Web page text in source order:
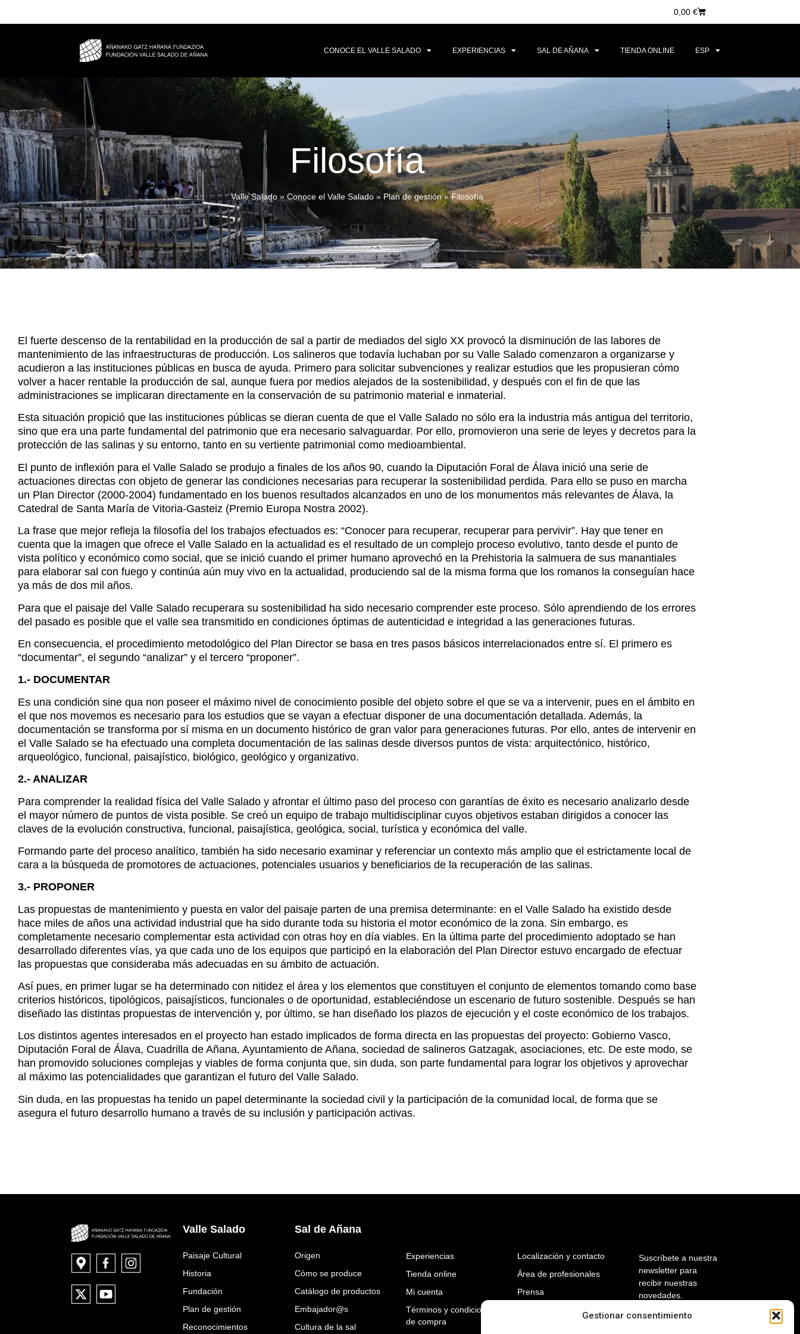
Gestionar consentimiento
0,00 €
CONOCE EL VALLE SALADO EXPERIENCIAS SAL DE AÑANA TIENDA ONLINE ESP
Filosofía
Valle Salado » Conoce el Valle Salado» Plan de gestión»Filosofía
El fuerte descenso de la rentabilidad en la producción de sal a partir de mediados del siglo XX provocó la disminución de las labores de
mantenimiento de las infraestructuras de producción. Los salineros que todavía luchaban por su Valle Salado comenzaron a organizarse y
acudieron a las instituciones públicas en busca de ayuda. Primero para solicitar subvenciones y realizar estudios que les propusieran cómo
volver a hacer rentable la producción de sal, aunque fuera por medios alejados de la sostenibilidad, y después con el fin de que las
administraciones se implicaran directamente en la conservación de su patrimonio material e inmaterial.
Esta situación propició que las instituciones públicas se dieran cuenta de que el Valle Salado no sólo era la industria más antigua del territorio,
sino que era una parte fundamental del patrimonio que era necesario salvaguardar. Por ello, promovieron una serie de leyes y decretos para la
protección de las salinas y su entorno, tanto en su vertiente patrimonial como medioambiental.
El punto de inflexión para el Valle Salado se produjo a finales de los años 90, cuando la Diputación Foral de Álava inició una serie de
actuaciones directas con objeto de generar las condiciones necesarias para recuperar la sostenibilidad perdida. Para ello se puso en marcha
un Plan Director (2000-2004) fundamentado en los buenos resultados alcanzados en uno de los monumentos más relevantes de Álava, la
Catedral de Santa María de Vitoria-Gasteiz (Premio Europa Nostra 2002).
La frase que mejor refleja la filosofía del los trabajos efectuados es: “Conocer para recuperar, recuperar para pervivir”. Hay que tener en
cuenta que la imagen que ofrece el Valle Salado en la actualidad es el resultado de un complejo proceso evolutivo, tanto desde el punto de
vista político y económico como social, que se inició cuando el primer humano aprovechó en la Prehistoria la salmuera de sus manantiales
para elaborar sal con fuego y continúa aún muy vivo en la actualidad, produciendo sal de la misma forma que los romanos la conseguían hace
ya más de dos mil años.
Para que el paisaje del Valle Salado recuperara su sostenibilidad ha sido necesario comprender este proceso. Sólo aprendiendo de los errores
del pasado es posible que el valle sea transmitido en condiciones óptimas de autenticidad e integridad a las generaciones futuras.
En consecuencia, el procedimiento metodológico del Plan Director se basa en tres pasos básicos interrelacionados entre sí. El primero es
“documentar”, el segundo “analizar” y el tercero “proponer”.
1.- DOCUMENTAR
Es una condición sine qua non poseer el máximo nivel de conocimiento posible del objeto sobre el que se va a intervenir, pues en el ámbito en
el que nos movemos es necesario para los estudios que se vayan a efectuar disponer de una documentación detallada. Además, la
documentación se transforma por sí misma en un documento histórico de gran valor para generaciones futuras. Por ello, antes de intervenir en
el Valle Salado se ha efectuado una completa documentación de las salinas desde diversos puntos de vista: arquitectónico, histórico,
arqueológico, funcional, paisajístico, biológico, geológico y organizativo.
2.- ANALIZAR
Para comprender la realidad física del Valle Salado y afrontar el último paso del proceso con garantías de éxito es necesario analizarlo desde
el mayor número de puntos de vista posible. Se creó un equipo de trabajo multidisciplinar cuyos objetivos estaban dirigidos a conocer las
claves de la evolución constructiva, funcional, paisajística, geológica, social, turística y económica del valle.
Formando parte del proceso analítico, también ha sido necesario examinar y referenciar un contexto más amplio que el estrictamente local de
cara a la búsqueda de promotores de actuaciones, potenciales usuarios y beneficiarios de la recuperación de las salinas.
3.- PROPONER
Las propuestas de mantenimiento y puesta en valor del paisaje parten de una premisa determinante: en el Valle Salado ha existido desde
hace miles de años una actividad industrial que ha sido durante toda su historia el motor económico de la zona. Sin embargo, es
completamente necesario complementar esta actividad con otras hoy en día viables. En la última parte del procedimiento adoptado se han
desarrollado diferentes vías, ya que cada uno de los equipos que participó en la elaboración del Plan Director estuvo encargado de efectuar
las propuestas que consideraba más adecuadas en su ámbito de actuación.
Así pues, en primer lugar se ha determinado con nitidez el área y los elementos que constituyen el conjunto de elementos tomando como base
criterios históricos, tipológicos, paisajísticos, funcionales o de oportunidad, estableciéndose un escenario de futuro sostenible. Después se han
diseñado las distintas propuestas de intervención y, por último, se han diseñado los plazos de ejecución y el coste económico de los trabajos.
Los distintos agentes interesados en el proyecto han estado implicados de forma directa en las propuestas del proyecto: Gobierno Vasco,
Diputación Foral de Álava, Cuadrilla de Añana, Ayuntamiento de Añana, sociedad de salineros Gatzagak, asociaciones, etc. De este modo, se
han promovido soluciones complejas y viables de forma conjunta que, sin duda, son parte fundamental para lograr los objetivos y aprovechar
al máximo las potencialidades que garantizan el futuro del Valle Salado.
Sin duda, en las propuestas ha tenido un papel determinante la sociedad civil y la participación de la comunidad local, de forma que se
asegura el futuro desarrollo humano a través de su inclusión y participación activas.
Valle Salado
Paisaje Cultural
Historia
Fundación
Plan de gestión
Reconocimientos
Sal de Añana
Origen
Cómo se produce
Catálogo de productos
Embajador@s
Cultura de la sal
Experiencias
Tienda online
Mi cuenta
Términos y condiciones
de compra
Localización y contacto
Área de profesionales
Prensa
Perfil del contratante
Suscríbete a nuestra
newsletter para
recibir nuestras
novedades.
Introduce tu